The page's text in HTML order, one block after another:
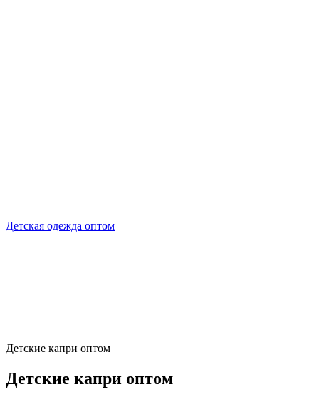
Детская одежда оптом
Детские капри оптом
Детские капри оптом